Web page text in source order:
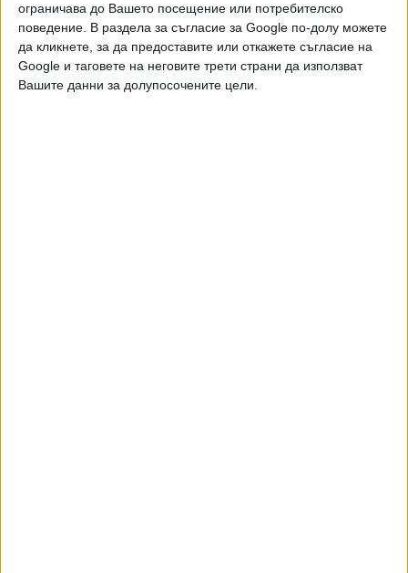
ограничава до Вашето посещение или потребителско
поведение. В раздела за съгласие за Google по-долу можете
да кликнете, за да предоставите или откажете съгласие на
Google и таговете на неговите трети страни да използват
Вашите данни за долупосочените цели.
на прожекцията", ще проверят и действията на
протестиращите срещу филма.
Сега от прокуратурата обясняват, че още тогава
изпратените на място няколко полицейски патрула не са